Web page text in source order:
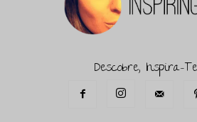
Descobre, Inspira-